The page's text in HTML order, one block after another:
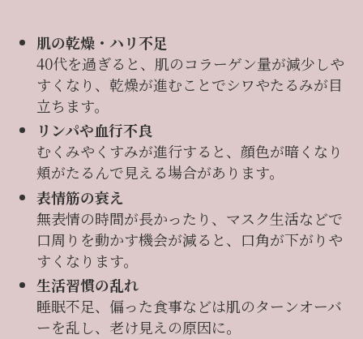
肌の乾燥・ハリ不足
40代を過ぎると、肌のコラーゲン量が減少しや
すくなり、乾燥が進むことでシワやたるみが目
立ちます。
リンパや血行不良
むくみやくすみが進行すると、顔色が暗くなり
頬がたるんで見える場合があります。
表情筋の衰え
無表情の時間が長かったり、マスク生活などで
口周りを動かす機会が減ると、口角が下がりや
すくなります。
生活習慣の乱れ
睡眠不足、偏った食事などは肌のターンオーバ
ーを乱し、老け見えの原因に。